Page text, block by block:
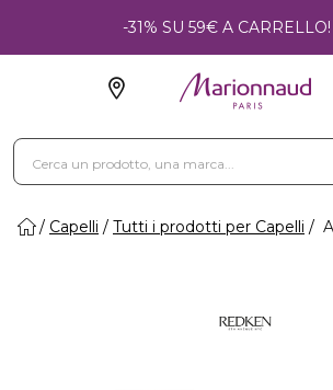
-31% SU 59€ A CARRELLO!
Capelli Tutti i prodotti per Capelli